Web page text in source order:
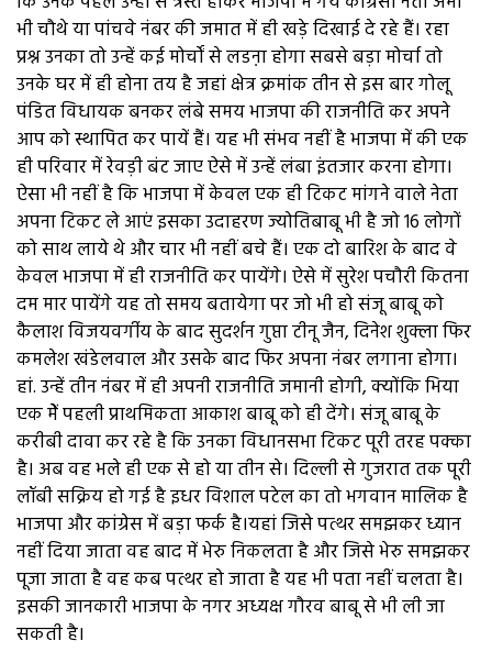
भी चौथे या पांचवे नंबर की जमात में ही खड़े दिखाई दे रहे हैं। रहा
प्रश्न उनका तो उन्हें कई मोर्चों से लडऩा होगा सबसे बड़ा मोर्चा तो
उनके घर में ही होना तय है जहां क्षेत्र क्रमांक तीन से इस बार गोलू
पंडित विधायक बनकर लंबे समय भाजपा की राजनीति कर अपने
आप को स्थापित कर पायें हैं। यह भी संभव नहीं है भाजपा में की एक
ही परिवार में रेवड़ी बंट जाए ऐसे में उन्हें लंबा इंतजार करना होगा।
ऐसा भी नहीं है कि भाजपा में केवल एक ही टिकट मांगने वाले नेता
अपना टिकट ले आएं इसका उदाहरण ज्योतिबाबू भी है जो 16 लोगों
को साथ लाये थे और चार भी नहीं बचे हैं। एक दो बारिश के बाद वे
केवल भाजपा में ही राजनीति कर पायेंगे। ऐसे में सुरेश पचौरी कितना
दम मार पायेंगे यह तो समय बतायेगा पर जो भी हो संजू बाबू को
कैलाश विजयवर्गीय के बाद सुदर्शन गुप्ता टीनू जैन, दिनेश शुक्ला फिर
कमलेश खंडेलवाल और उसके बाद फिर अपना नंबर लगाना होगा।
हां. उन्हें तीन नंबर में ही अपनी राजनीति जमानी होगी, क्योंकि भिया
एक मेें पहली प्राथमिकता आकाश बाबू को ही देंगे। संजू बाबू के
करीबी दावा कर रहे है कि उनका विधानसभा टिकट पूरी तरह पक्का
है। अब वह भले ही एक से हो या तीन से। दिल्ली से गुजरात तक पूरी
लॉबी सक्रिय हो गई है इधर विशाल पटेल का तो भगवान मालिक है
भाजपा और कांग्रेस में बड़ा फर्क है।यहां जिसे पत्थर समझकर ध्यान
नहीं दिया जाता वह बाद में भेरु निकलता है और जिसे भेरु समझकर
पूजा जाता है वह कब पत्थर हो जाता है यह भी पता नहीं चलता है।
इसकी जानकारी भाजपा के नगर अध्यक्ष गौरव बाबू से भी ली जा
सकती है।